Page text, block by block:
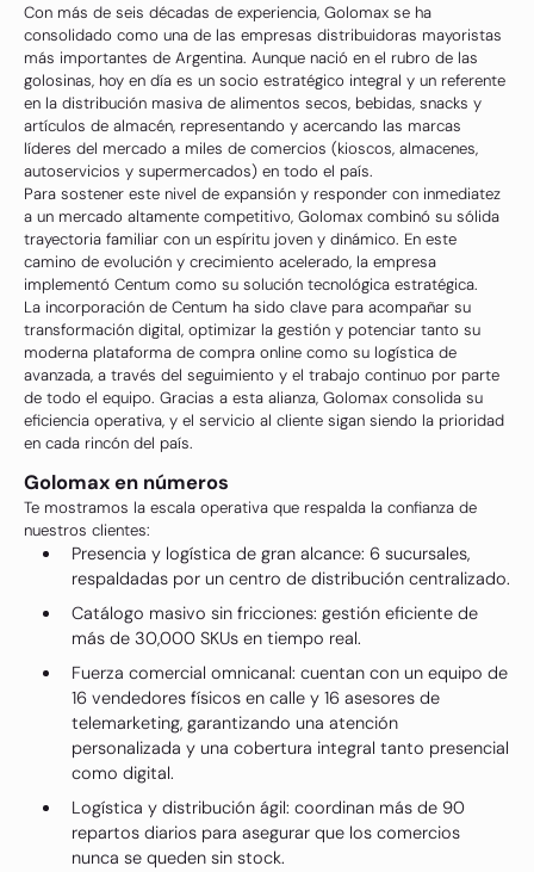
Con más de seis décadas de experiencia, Golomax se ha
consolidado como una de las empresas distribuidoras mayoristas
más importantes de Argentina. Aunque nació en el rubro de las
golosinas, hoy en día es un socio estratégico integral y un referente
en la distribución masiva de alimentos secos, bebidas, snacks y
artículos de almacén, representando y acercando las marcas
líderes del mercado a miles de comercios (kioscos, almacenes,
autoservicios y supermercados) en todo el país.
Para sostener este nivel de expansión y responder con inmediatez
a un mercado altamente competitivo, Golomax combinó su sólida
trayectoria familiar con un espíritu joven y dinámico. En este
camino de evolución y crecimiento acelerado, la empresa
implementó Centum como su solución tecnológica estratégica.
La incorporación de Centum ha sido clave para acompañar su
transformación digital, optimizar la gestión y potenciar tanto su
moderna plataforma de compra online como su logística de
avanzada, a través del seguimiento y el trabajo continuo por parte
de todo el equipo. Gracias a esta alianza, Golomax consolida su
eficiencia operativa, y el servicio al cliente sigan siendo la prioridad
en cada rincón del país.
Golomax en números
Te mostramos la escala operativa que respalda la confianza de
nuestros clientes:
Presencia y logística de gran alcance: 6 sucursales,
respaldadas por un centro de distribución centralizado.
Catálogo masivo sin fricciones: gestión eficiente de
más de 30,000 SKUs en tiempo real.
Fuerza comercial omnicanal: cuentan con un equipo de
16 vendedores físicos en calle y 16 asesores de
telemarketing, garantizando una atención
personalizada y una cobertura integral tanto presencial
como digital.
Logística y distribución ágil: coordinan más de 90
repartos diarios para asegurar que los comercios
nunca se queden sin stock.